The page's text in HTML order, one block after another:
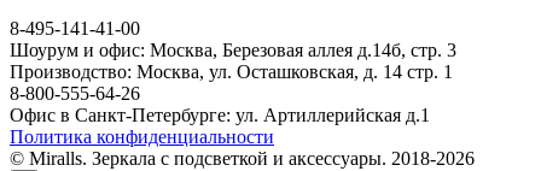
8-495-141-41-00
Шоурум и офис: Москва, Березовая аллея д.14б, стр. 3
Производство: Москва, ул. Осташковская, д. 14 стр. 1
8-800-555-64-26
Офис в Санкт-Петербурге: ул. Артиллерийская д.1
Политика конфиденциальности
© Miralls. Зеркала с подсветкой и аксессуары. 2018-2026